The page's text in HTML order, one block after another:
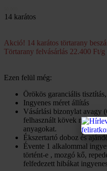
14 karátos
Akció! 14 karátos törtarany
Törtarany felvásárlás 22.400 Ft/g
Ezen felül még:
Örökös garanciális
Ingyenes méret állítás
Vásárlási bizonylat avagy
felhasznált kövek
anyagokat.
Ékszertartó doboz és
Évente 1 alkalommal
történt-e , mozgó kő,
felfedezett hibákat